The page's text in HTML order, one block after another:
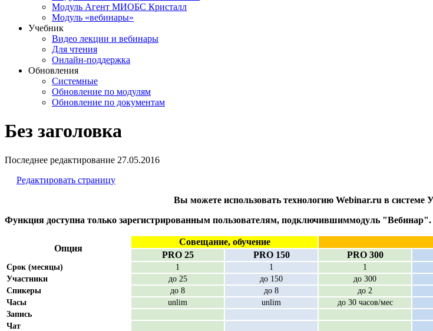
Модуль Агент МИОБС Кристалл
Модуль «вебинары»
Учебник
Видео лекции и вебинары
Для чтения
Онлайн-поддержка
Обновления
Системные
Обновление по модулям
Обновление по документам
Без заголовка
Последнее редактирование 27.05.2016
Редактировать страницу
Вы можете использовать технологию Webinar.ru в
Функция доступна только зарегистрированным пользователям, подключившиммодуль "Вебинар".
Опция
Совещание, обучение
PRO 25
PRO 150 PRO 300
Срок (месяцы) 1 1 1
Участники
до 25 до 150 до 300
Спикеры
до 8 до 8 до 2
Часы
unlim unlim до 30 часов/мес
Запись
Чат